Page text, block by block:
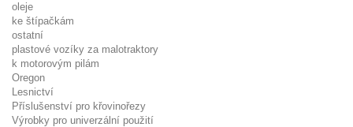
oleje
ke štípačkám
ostatní
plastové vozíky za malotraktory
k motorovým pilám
Oregon
Lesnictví
Příslušenství pro křovinořezy
Výrobky pro univerzální použití